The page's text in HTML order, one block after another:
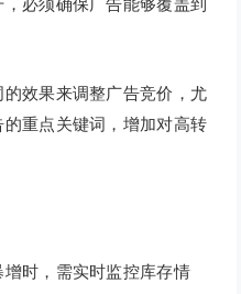
必须确保广告能够覆盖到
效果来调整广告竞价，尤
重点关键词，增加对高转
时，需实时监控库存情